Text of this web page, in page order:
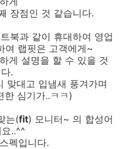
장점인 것 같습니다.
북과 같이 휴대하여 영업
여 랩핏은 고객에게~
게 설명을 할 수 있을 것
.
맞대고 입냄새 풍겨가며
한 심기가..ㅋㅋ)
는(fit) 모니터~ 의 합성어
..^^
펙입니다.